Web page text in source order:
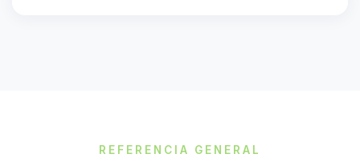
REFERENCIA GENERAL